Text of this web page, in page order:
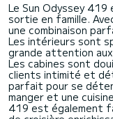
Le Sun Odyssey
sortie en famille.
une combinaison
Les intérieurs sont
grande attention
Les cabines sont
clients intimité et
parfait pour se
manger et une
419 est également